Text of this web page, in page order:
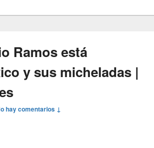
Ramos está
y sus micheladas |
hay comentarios ↓